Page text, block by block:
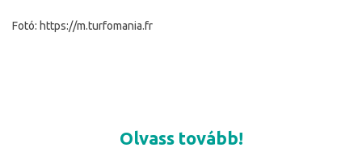
Fotó: https://m.turfomania.fr
Olvass tovább!